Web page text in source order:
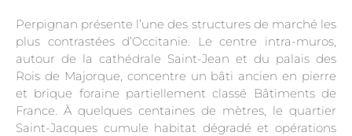
Perpignan présente l’une des structures de marché les
plus contrastées d’Occitanie. Le centre intra-muros,
autour de la cathédrale Saint-Jean et du palais des
Rois de Majorque, concentre un bâti ancien en pierre
et brique foraine partiellement classé Bâtiments de
France. À quelques centaines de mètres, le quartier
Saint-Jacques cumule habitat dégradé et opérations